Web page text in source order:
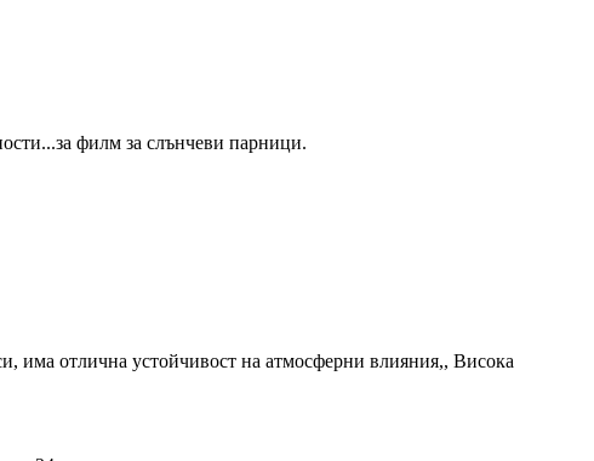
филм за слънчеви парници.
има отлична устойчивост на атмосферни влияния,, Висока